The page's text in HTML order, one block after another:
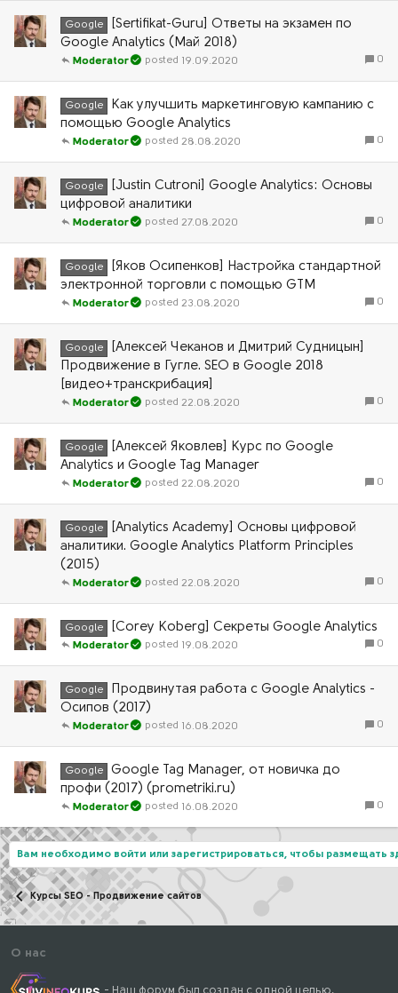
Google
[Sertifikat-Guru] Ответы на экзамен по
Google Analytics (Май 2018)
0
19.09.2020
Moderator
Google
Как улучшить маркетинговую кампанию с
помощью Google Analytics
0
28.08.2020
Moderator
Google
[Justin Cutroni] Google Analytics: Основы
цифровой аналитики
0
27.08.2020
Moderator
Google
[Яков Осипенков] Настройка стандартной
электронной торговли с помощью GTM
0
23.08.2020
Moderator
Google
[Алексей Чеканов и Дмитрий Судницын]
Продвижение в Гугле. SEO в Google 2018
[видео+транскрибация]
0
22.08.2020
Moderator
Google
[Алексей Яковлев] Курс по Google
Analytics и Google Tag Manager
0
22.08.2020
Moderator
Google
[Analytics Academy] Основы цифровой
аналитики. Google Analytics Platform Principles
(2015)
0
22.08.2020
Moderator
Google [Corey Koberg] Секреты Google Analytics
0
19.08.2020
Moderator
Google
Продвинутая работа с Google Analytics -
Осипов (2017)
0
16.08.2020
Moderator
Google
Google Tag Manager, от новичка до
профи (2017) (prometriki.ru)
0
16.08.2020
Moderator
Вам необходимо войти или зарегистрироваться, чтобы размещать
Курсы SEO - Продвижение сайтов
О нас